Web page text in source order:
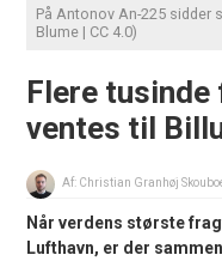
På Antonov An-225 sidder
Blume | CC 4.0)
Flere
ventes til
Af: Christian Granhøj
Når verdens største
Lufthavn, er der